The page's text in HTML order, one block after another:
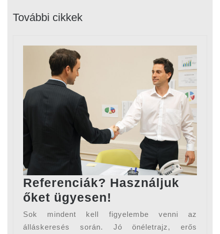
További cikkek
Referenciák? Használjuk
őket ügyesen!
Használjuk
őket
Sok mindent kell figyelembe venni az
álláskeresés során. Jó önéletrajz, erős